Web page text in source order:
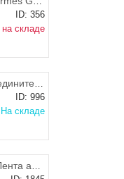
ID: 356
складе
10СКП / Соединитель круглого канала d.100, ЭРА
ID: 996
складе
75140-10 / Лента алюминиевая клейкая - скотч фольгированый 5см х 10м